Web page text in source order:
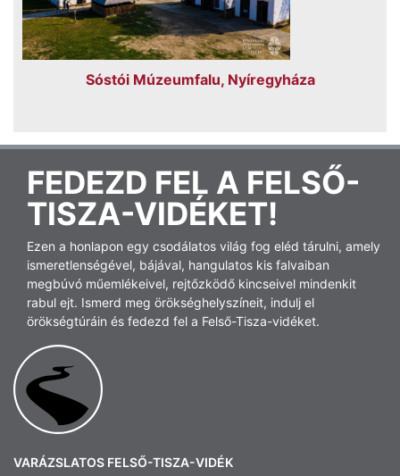
Sóstói Múzeumfalu, Nyíregyháza
FEDEZD FEL A FELSŐ-
TISZA-VIDÉKET!
Ezen a honlapon egy csodálatos világ fog eléd tárulni, amely
ismeretlenségével, bájával, hangulatos kis falvaiban
megbúvó műemlékeivel, rejtőzködő kincseivel mindenkit
rabul ejt. Ismerd meg örökséghelyszíneit, indulj el
örökségtúráin és fedezd fel a Felső-Tisza-vidéket.
VARÁZSLATOS FELSŐ-TISZA-VIDÉK